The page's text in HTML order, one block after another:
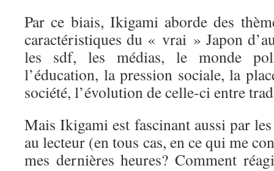
Par ce biais, Ikigami aborde des
caractéristiques du « vrai » Japon
les sdf, les médias, le monde
l’éducation, la pression sociale, la
société, l’évolution de celle-ci entre
Mais Ikigami est fascinant aussi par
au lecteur (en tous cas, en ce qui me
mes dernières heures? Comment